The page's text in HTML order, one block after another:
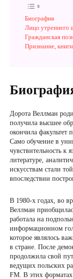
Биография
Лицо утреннего
Гражданская
Признание,
Дорота Веллман
получила высшее
окончила факультет
Само обучение в
чувствительность к
литературе,
искусствам стали
впоследствии
В 1980-х годах, во
Веллман
работала на
информационном
которое являлось
в стране. После
продолжила свой
ведущих польских
FM. В этих